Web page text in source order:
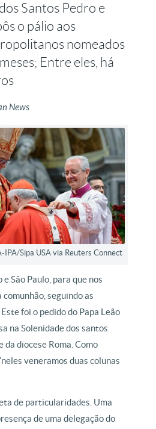
Santos Pedro e
o pálio aos
nomeados
Entre eles, há
News
IPA/Sipa USA via Reuters Connect
e São Paulo, para que nos
seguindo as
Este foi o pedido do Papa Leão
na Solenidade dos santos
da diocese Roma. Como
veneramos duas colunas
de particularidades. Uma
de uma delegação do